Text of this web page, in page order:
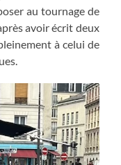
au tournage de
avoir écrit deux
à celui de